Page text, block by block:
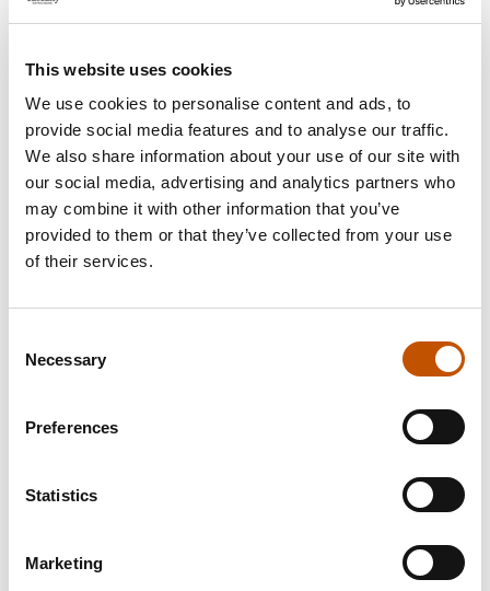
This website uses cookies
We use cookies to personalise content and ads, to
provide social media features and to analyse our traffic.
We also share information about your use of our site with
our social media, advertising and analytics partners who
may combine it with other information that you’ve
provided to them or that they’ve collected from your use
of their services.
Selection
Necessary
Preferences
Statistics
Marketing
Shot-timer Nee
Gemaakt in Europa Ja
RVS boiler
Hoogte
Breedte 250 mm